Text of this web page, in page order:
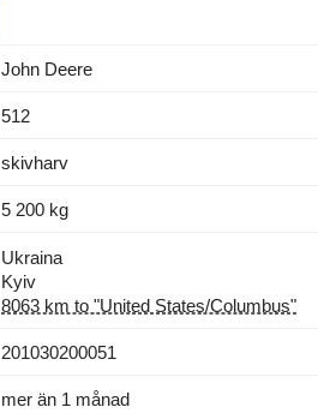
John Deere
512
skivharv
5 200 kg
Ukraina
Kyiv
8063 km to "United States/Columbus"
201030200051
mer än 1 månad